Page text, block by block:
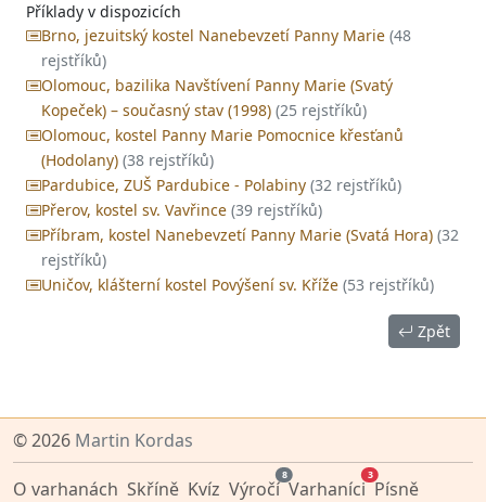
Příklady v dispozicích
Brno, jezuitský kostel Nanebevzetí Panny Marie (48
rejstříků)
Olomouc, bazilika Navštívení Panny Marie (Svatý
Kopeček) – současný stav (1998) (25 rejstříků)
Olomouc, kostel Panny Marie Pomocnice křesťanů
(Hodolany) (38 rejstříků)
Pardubice, ZUŠ Pardubice - Polabiny (32 rejstříků)
Přerov, kostel sv. Vavřince (39 rejstříků)
Příbram, kostel Nanebevzetí Panny Marie (Svatá Hora) (32
rejstříků)
Uničov, klášterní kostel Povýšení sv. Kříže (53 rejstříků)
Zpět
© 2026 Martin Kordas
O varhanách Skříně Kvíz Výročí
8
Varhaníci
3
Písně